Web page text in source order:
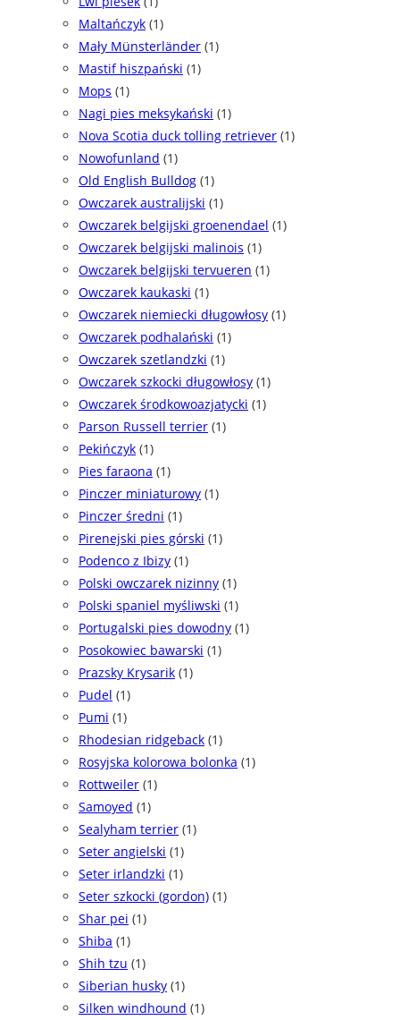
Maltańczyk (1)
Mały Münsterländer (1)
Mastif hiszpański (1)
Mops (1)
Nagi pies meksykański (1)
Nova Scotia duck tolling retriever (1)
Nowofunland (1)
Old English Bulldog (1)
Owczarek australijski (1)
Owczarek belgijski groenendael (1)
Owczarek belgijski malinois (1)
Owczarek belgijski tervueren (1)
Owczarek kaukaski (1)
Owczarek niemiecki długowłosy (1)
Owczarek podhalański (1)
Owczarek szetlandzki (1)
Owczarek szkocki długowłosy (1)
Owczarek środkowoazjatycki (1)
Parson Russell terrier (1)
Pekińczyk (1)
Pies faraona (1)
Pinczer miniaturowy (1)
Pinczer średni (1)
Pirenejski pies górski (1)
Podenco z Ibizy (1)
Polski owczarek nizinny (1)
Polski spaniel myśliwski (1)
Portugalski pies dowodny (1)
Posokowiec bawarski (1)
Prazsky Krysarik (1)
Pudel (1)
Pumi (1)
Rhodesian ridgeback (1)
Rosyjska kolorowa bolonka (1)
Rottweiler (1)
Samoyed (1)
Sealyham terrier (1)
Seter angielski (1)
Seter irlandzki (1)
Seter szkocki (gordon) (1)
Shar pei (1)
Shiba (1)
Shih tzu (1)
Siberian husky (1)
Silken windhound (1)